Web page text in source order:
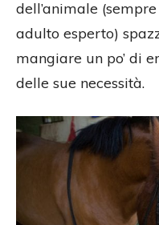
dell’animale
adulto esperto)
mangiare un po’ di
delle sue necessità.